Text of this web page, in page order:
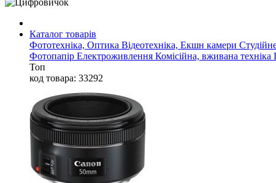
Каталог товарів
Фототехніка, Оптика Відеотехніка, Екшн камери
Фотопапір Електроживлення Комісійна, вживана техніка
Топ
код товара: 33292